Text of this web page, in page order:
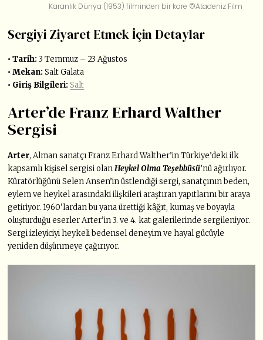
Karanlık Dünya (1953) filminden bir kare ©Atadeniz Film
Sergiyi Ziyaret Etmek İçin Detaylar
• Tarih: 3 Temmuz – 23 Ağustos
• Mekan: Salt Galata
• Giriş Bilgileri:Salt
Arter’de Franz Erhard Walther
Sergisi
Arter, Alman sanatçı Franz Erhard Walther’in Türkiye’deki ilk
kapsamlı kişisel sergisi olanHeykel Olma Teşebbüsü’nü ağırlıyor.
Küratörlüğünü Selen Ansen’in üstlendiği sergi, sanatçının beden,
eylem ve heykel arasındaki ilişkileri araştıran yapıtlarını bir araya
getiriyor. 1960’lardan bu yana ürettiği kâğıt, kumaş ve boyayla
oluşturduğu eserler Arter’in 3. ve 4. kat galerilerinde sergileniyor.
Sergi izleyiciyi heykeli bedensel deneyim ve hayal gücüyle
yeniden düşünmeye çağırıyor.